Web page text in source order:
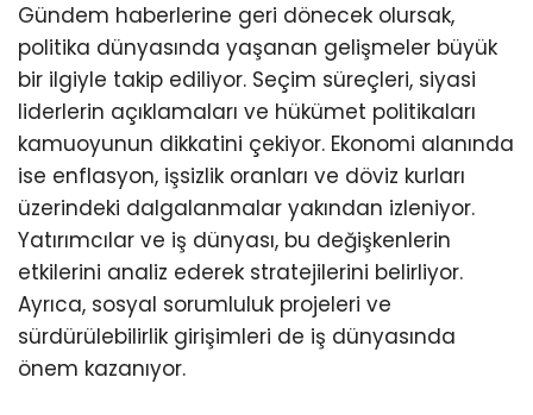
Gündem haberlerine geri dönecek olursak,
politika dünyasında yaşanan gelişmeler büyük
bir ilgiyle takip ediliyor. Seçim süreçleri, siyasi
liderlerin açıklamaları ve hükümet politikaları
kamuoyunun dikkatini çekiyor. Ekonomi alanında
ise enflasyon, işsizlik oranları ve döviz kurları
üzerindeki dalgalanmalar yakından izleniyor.
Yatırımcılar ve iş dünyası, bu değişkenlerin
etkilerini analiz ederek stratejilerini belirliyor.
Ayrıca, sosyal sorumluluk projeleri ve
sürdürülebilirlik girişimleri de iş dünyasında
önem kazanıyor.